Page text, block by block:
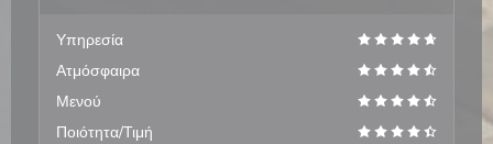
Υπηρεσία
Ατμόσφαιρα
Μενού
Ποιότητα/Τιμή